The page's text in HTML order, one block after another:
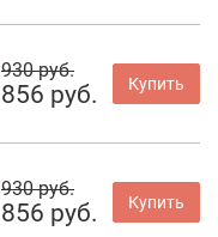
930 руб.
856 руб. Купить
930 руб.
856 руб. Купить